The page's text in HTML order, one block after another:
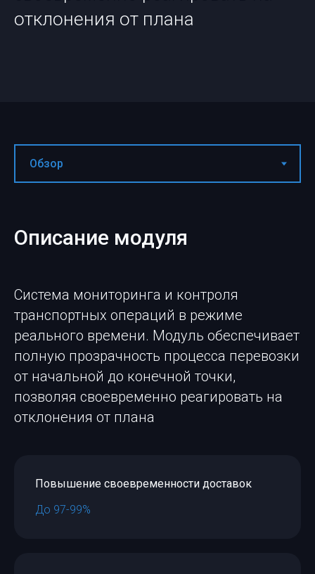
отклонения от плана
Описание модуля
Система мониторинга и контроля
транспортных операций в режиме
реального времени. Модуль обеспечивает
полную прозрачность процесса перевозки
от начальной до конечной точки,
позволяя своевременно реагировать на
отклонения от плана
Повышение своевременности доставок
До 97-99%